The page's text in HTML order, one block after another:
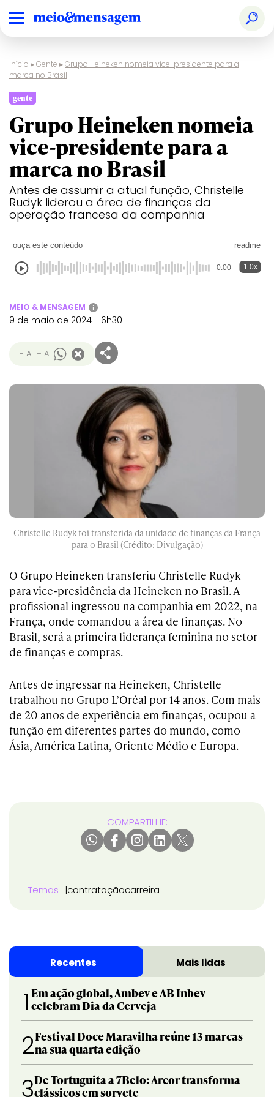
Início ▸Gente ▸Grupo Heineken nomeia vice-presidente para a
marca no Brasil
gente
Grupo Heineken nomeia
vice-presidente para a
marca no Brasil
Antes de assumir a atual função, Christelle
Rudyk liderou a área de finanças da
operação francesa da companhia
ouça este conteúdo readme
0:00 1.0x
MEIO & MENSAGEM i
9 de maio de 2024 - 6h30
- A + A
Christelle Rudyk foi transferida da unidade de finanças da França
para o Brasil (Crédito: Divulgação)
O Grupo Heineken transferiu Christelle Rudyk
para vice-presidência da Heineken no Brasil. A
profissional ingressou na companhia em 2022, na
França, onde comandou a área de finanças. No
Brasil, será a primeira liderança feminina no setor
de finanças e compras.
Antes de ingressar na Heineken, Christelle
trabalhou no Grupo L’Oréal por 14 anos. Com mais
de 20 anos de experiência em finanças, ocupou a
função em diferentes partes do mundo, como
Ásia, América Latina, Oriente Médio e Europa.
COMPARTILHE:
Temas contrataçãocarreira
Recentes Mais lidas
1 Em ação global, Ambev e AB Inbev
celebram Dia da Cerveja
2Festival Doce Maravilha reúne 13 marcas
na sua quarta edição
3De Tortuguita a 7Belo: Arcor transforma
clássicos em sorvete